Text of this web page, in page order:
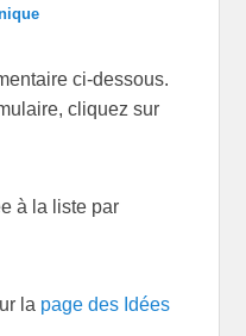
ci-dessous.
cliquez sur
à la liste par
la page des Idées